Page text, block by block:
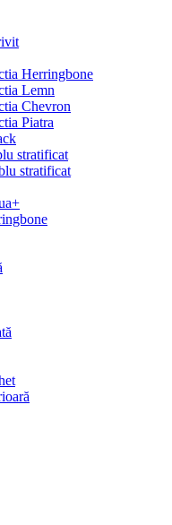
Herringbone
Lemn
Chevron
Piatra
stratificat
stratificat